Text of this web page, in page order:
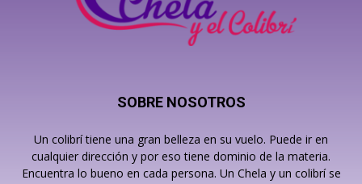
SOBRE NOSOTROS
Un colibrí tiene una gran belleza en su vuelo. Puede ir en
cualquier dirección y por eso tiene dominio de la materia.
Encuentra lo bueno en cada persona. Un Chela y un colibrí se